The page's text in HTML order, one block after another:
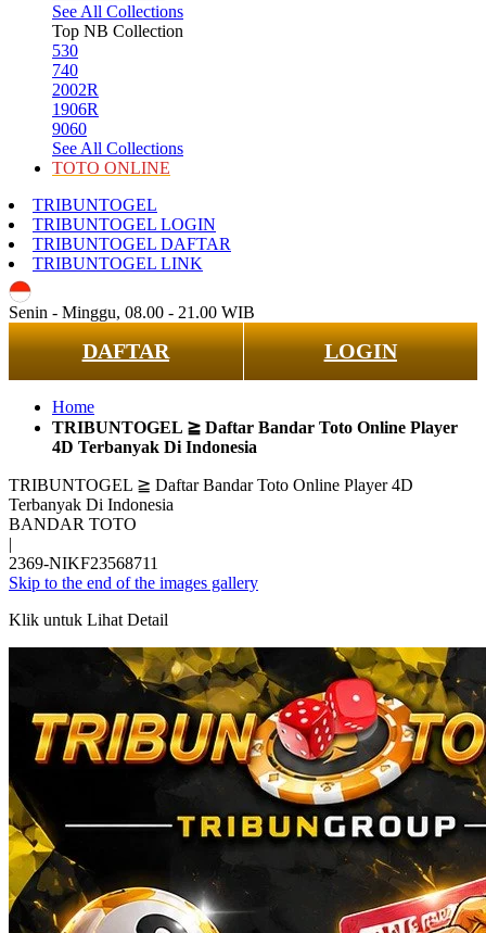
See All Collections
Top NB Collection
530
740
2002R
1906R
9060
See All Collections
TOTO ONLINE
TRIBUNTOGEL
TRIBUNTOGEL LOGIN
TRIBUNTOGEL DAFTAR
TRIBUNTOGEL LINK
Senin - Minggu, 08.00 - 21.00 WIB
DAFTAR LOGIN
Home
TRIBUNTOGEL ≧ Daftar Bandar Toto Online Player
4D Terbanyak Di Indonesia
TRIBUNTOGEL ≧ Daftar Bandar Toto Online Player 4D
Terbanyak Di Indonesia
BANDAR TOTO
|
2369-NIKF23568711
Skip to the end of the images gallery
Klik untuk Lihat Detail